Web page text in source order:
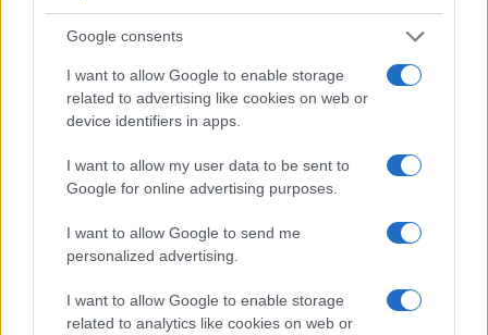
Google consents
I want to allow Google to enable storage
related to advertising like cookies on web or
device identifiers in apps.
I want to allow my user data to be sent to
Google for online advertising purposes.
I want to allow Google to send me
personalized advertising.
I want to allow Google to enable storage
related to analytics like cookies on web or
Outfit curvy estate 2026: come conquistare con stile
Matteo Pellegrino · 9 Ago 2026